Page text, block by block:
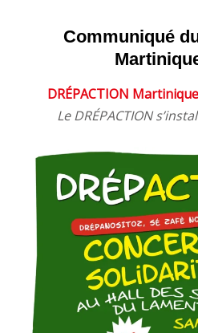
Communiqué
DRÉPACTION
Le DRÉPACTION